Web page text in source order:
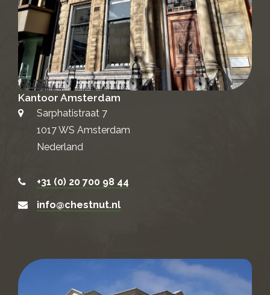
Kantoor Amsterdam
Sarphatistraat 7
1017 WS Amsterdam
Nederland
+31 (0) 20 700 98 44
info@chestnut.nl